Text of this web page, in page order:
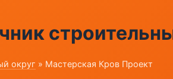
округ » Мастерская Кров Проект